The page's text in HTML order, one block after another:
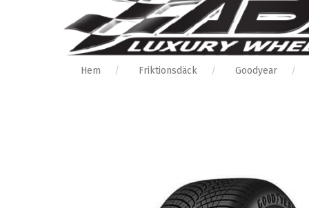
Hem Friktionsdäck Goodyear